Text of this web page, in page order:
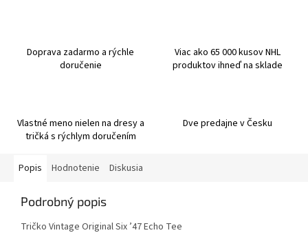
Doprava zadarmo a rýchle
doručenie
Viac ako 65 000 kusov NHL
produktov ihneď na sklade
Vlastné meno nielen na dresy a
tričká s rýchlym doručením
Dve predajne v Česku
Popis Hodnotenie Diskusia
Podrobný popis
Tričko Vintage Original Six ’47 Echo Tee